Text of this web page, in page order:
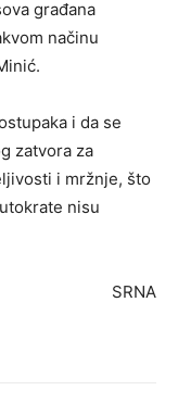
građana
načinu
i da se
zatvora za
i mržnje, što
nisu
SRNA